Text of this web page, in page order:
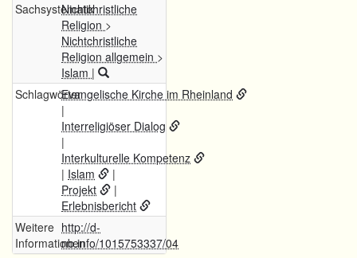
SachsystematikNichtchristliche
Religion >
Nichtchristliche
Religion allgemein >
Islam |
SchlagwörterEvangelische Kirche im Rheinland
|
Interreligiöser Dialog
|
Interkulturelle Kompetenz
| Islam
|
Projekt
|
Erlebnisbericht
Weitere
Informationen
http://d-
nb.info/1015753337/04